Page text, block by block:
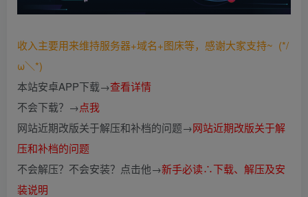
收入主要用来维持服务器+域名+图床等，感谢大家支持~ (*/
ω＼*)
本站安卓APP下载→查看详情
不会下载？→点我
网站近期改版关于解压和补档的问题→网站近期改版关于解
压和补档的问题
不会解压？不会安装？点击他→新手必读∴下载、解压及安
装说明